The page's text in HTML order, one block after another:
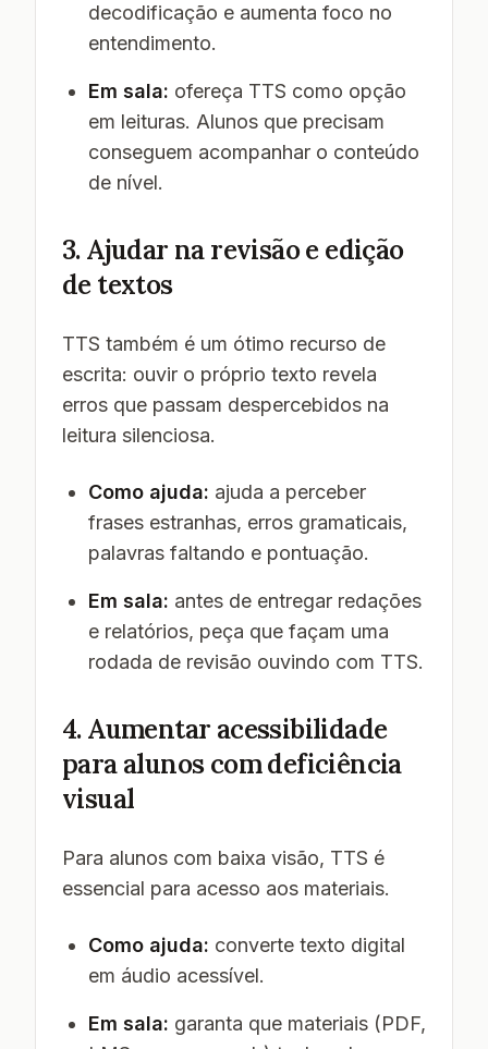
decodificação e aumenta foco no
entendimento.
Em sala: ofereça TTS como opção
em leituras. Alunos que precisam
conseguem acompanhar o conteúdo
de nível.
3. Ajudar na revisão e edição
de textos
TTS também é um ótimo recurso de
escrita: ouvir o próprio texto revela
erros que passam despercebidos na
leitura silenciosa.
Como ajuda: ajuda a perceber
frases estranhas, erros gramaticais,
palavras faltando e pontuação.
Em sala: antes de entregar redações
e relatórios, peça que façam uma
rodada de revisão ouvindo com TTS.
4. Aumentar acessibilidade
para alunos com deficiência
visual
Para alunos com baixa visão, TTS é
essencial para acesso aos materiais.
Como ajuda: converte texto digital
em áudio acessível.
Em sala: garanta que materiais (PDF,